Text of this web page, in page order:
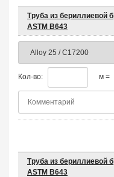
Труба из бериллиевой
ASTM B643
Кол-во: м =
Труба из бериллиевой
ASTM B643